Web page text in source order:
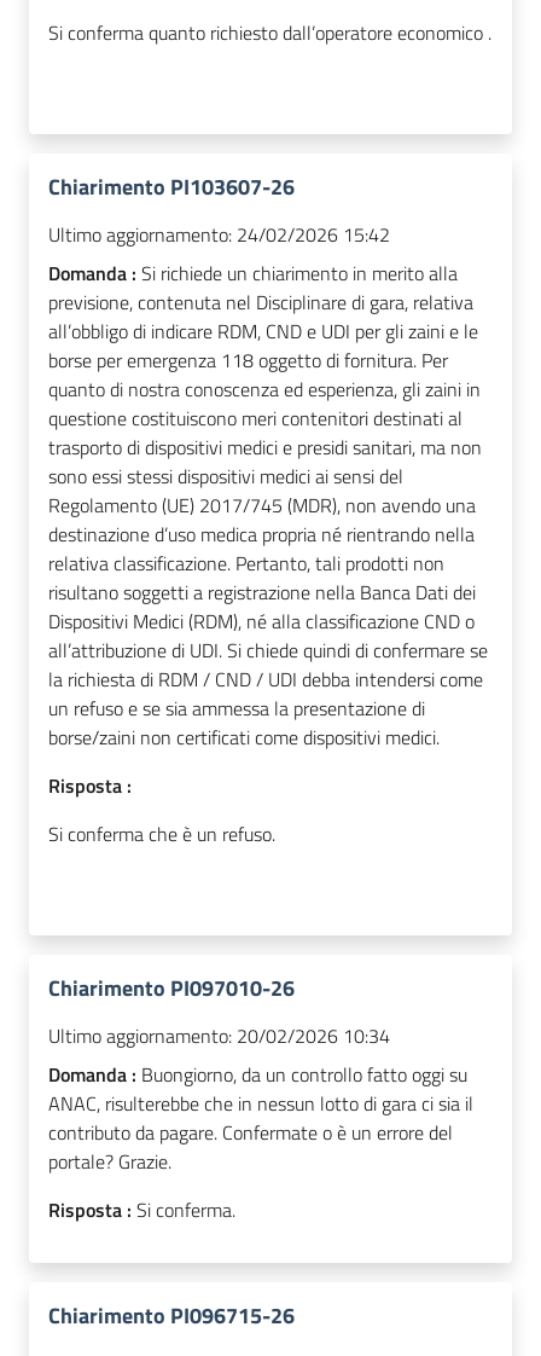
Si conferma quanto richiesto dall’operatore economico .
Chiarimento PI103607-26
Ultimo aggiornamento: 24/02/2026 15:42
Domanda : Si richiede un chiarimento in merito alla
previsione, contenuta nel Disciplinare di gara, relativa
all’obbligo di indicare RDM, CND e UDI per gli zaini e le
borse per emergenza 118 oggetto di fornitura. Per
quanto di nostra conoscenza ed esperienza, gli zaini in
questione costituiscono meri contenitori destinati al
trasporto di dispositivi medici e presidi sanitari, ma non
sono essi stessi dispositivi medici ai sensi del
Regolamento (UE) 2017/745 (MDR), non avendo una
destinazione d’uso medica propria né rientrando nella
relativa classificazione. Pertanto, tali prodotti non
risultano soggetti a registrazione nella Banca Dati dei
Dispositivi Medici (RDM), né alla classificazione CND o
all’attribuzione di UDI. Si chiede quindi di confermare se
la richiesta di RDM / CND / UDI debba intendersi come
un refuso e se sia ammessa la presentazione di
borse/zaini non certificati come dispositivi medici.
Risposta :
Si conferma che è un refuso.
Chiarimento PI097010-26
Ultimo aggiornamento: 20/02/2026 10:34
Domanda : Buongiorno, da un controllo fatto oggi su
ANAC, risulterebbe che in nessun lotto di gara ci sia il
contributo da pagare. Confermate o è un errore del
portale? Grazie.
Risposta : Si conferma.
Chiarimento PI096715-26